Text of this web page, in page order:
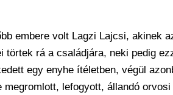
embere volt Lagzi Lajcsi, akinek
rá a családjára, neki pedig
egy enyhe ítéletben, végül
lefogyott, állandó